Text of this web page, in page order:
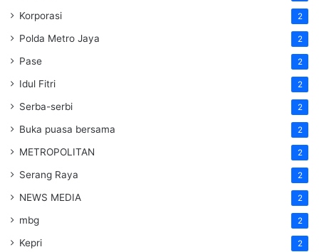
Korporasi 2
Polda Metro Jaya 2
Pase 2
Idul Fitri 2
Serba-serbi 2
Buka puasa bersama 2
METROPOLITAN 2
Serang Raya 2
NEWS MEDIA 2
mbg 2
Kepri 2